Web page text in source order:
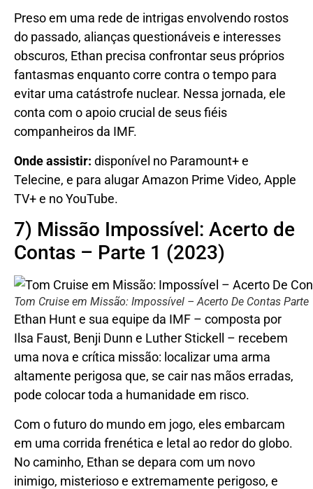
Preso em uma rede de intrigas envolvendo rostos
do passado, alianças questionáveis e interesses
obscuros, Ethan precisa confrontar seus próprios
fantasmas enquanto corre contra o tempo para
evitar uma catástrofe nuclear. Nessa jornada, ele
conta com o apoio crucial de seus fiéis
companheiros da IMF.
Onde assistir: disponível no Paramount+ e
Telecine, e para alugar Amazon Prime Video, Apple
TV+ e no YouTube.
7) Missão Impossível: Acerto de
Contas – Parte 1 (2023)
Tom Cruise em Missão: Impossível – Acerto De Contas Parte
Ethan Hunt e sua equipe da IMF – composta por
Ilsa Faust, Benji Dunn e Luther Stickell – recebem
uma nova e crítica missão: localizar uma arma
altamente perigosa que, se cair nas mãos erradas,
pode colocar toda a humanidade em risco.
Com o futuro do mundo em jogo, eles embarcam
em uma corrida frenética e letal ao redor do globo.
No caminho, Ethan se depara com um novo
inimigo, misterioso e extremamente perigoso, e